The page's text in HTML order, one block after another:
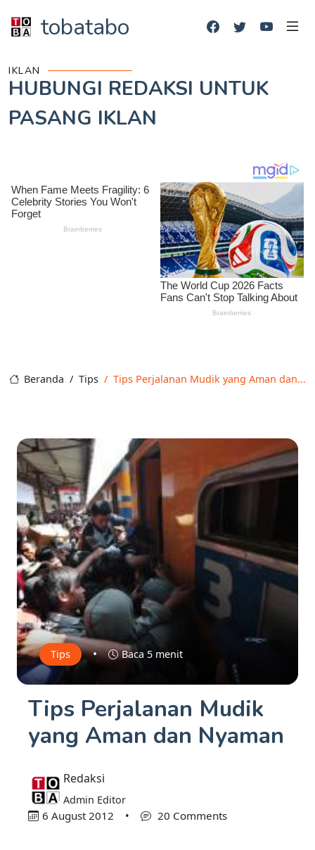
tobatabo
IKLAN
HUBUNGI REDAKSI UNTUK
PASANG IKLAN
Beranda Tips Tips Perjalanan Mudik yang Aman dan...
Tips • Baca 5 menit
Tips Perjalanan Mudik
yang Aman dan Nyaman
Redaksi
Admin Editor
6 August 2012 • 20 Comments